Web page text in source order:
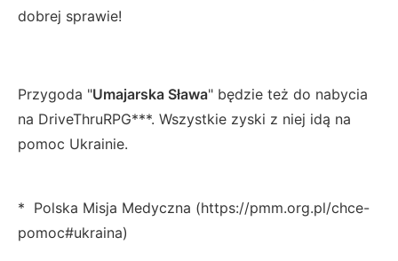
dobrej sprawie!
Przygoda "Umajarska Sława" będzie też do nabycia
na DriveThruRPG***. Wszystkie zyski z niej idą na
pomoc Ukrainie.
* Polska Misja Medyczna (https://pmm.org.pl/chce-
pomoc#ukraina)